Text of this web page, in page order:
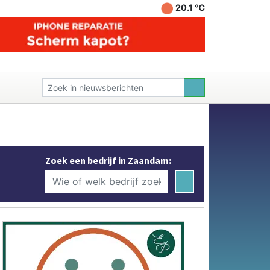
20.1 ℃
Zoek een bedrijf in Zaandam: